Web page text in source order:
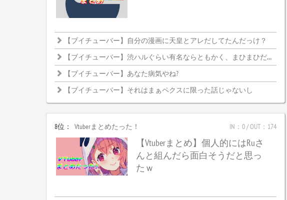
【ブイチューバー】自分の漫画に天皇とアレだしてたんだっけ？
【ブイチューバー】渋ハルぐらい有名ならともかく、まひまひだと釈迦側のコメ欄が誰？
【ブイチューバー】あなた病気やね?
【ブイチューバー】それはまぁペクスに限った話じゃないし
8位： Vtuberまとめたった！ IN：0 / OUT：174
【Vtuberまとめ】個人的にはRuさ
んと組んだら面白そうだと思っ
たｗ